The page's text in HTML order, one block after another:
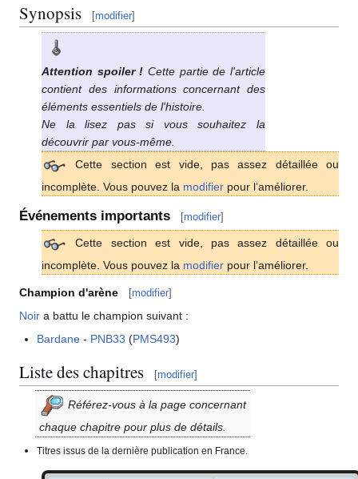
Synopsis [modifier]
Attention spoiler ! Cette partie de l'article
contient des informations concernant des
éléments essentiels de l'histoire.
Ne la lisez pas si vous souhaitez la
découvrir par vous-même.
Cette section est vide, pas assez détaillée ou
incomplète. Vous pouvez la modifier pour l’améliorer.
Événements importants [modifier]
Cette section est vide, pas assez détaillée ou
incomplète. Vous pouvez la modifier pour l’améliorer.
Champion d'arène [modifier]
Noir a battu le champion suivant :
Bardane - PNB33 (PMS493)
Liste des chapitres [modifier]
Référez-vous à la page concernant
chaque chapitre pour plus de détails.
Titres issus de la dernière publication en France.